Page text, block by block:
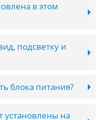
в этом
подсветку и
блока питания?
установлены на